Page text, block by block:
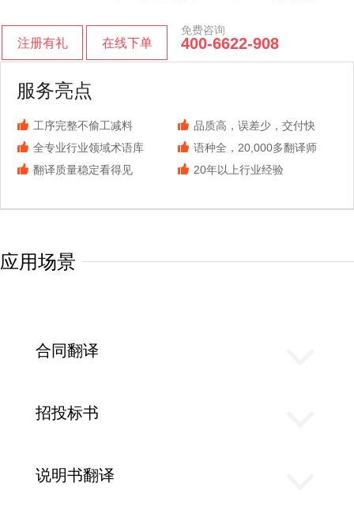
注册有礼 在线下单
免费咨询
400-6622-908
服务亮点
工序完整不偷工减料
品质高，误差少，交付快
全专业行业领域术语库
语种全，20,000多翻译师
翻译质量稳定看得见
20年以上行业经验
应用场景
合同翻译
招投标书
说明书翻译